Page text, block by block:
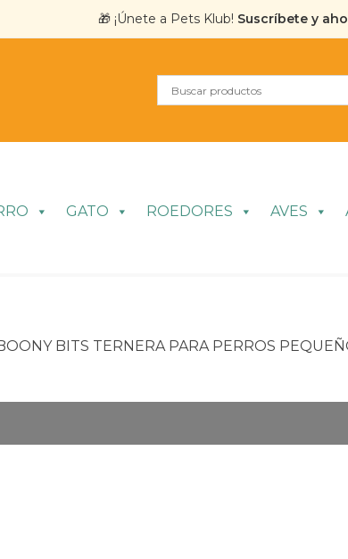
🎁 ¡Únete a Pets Klub! Suscríbete y
GATO ROEDORES AVES
BITS TERNERA PARA PERROS